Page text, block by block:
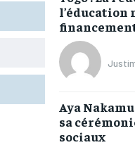
l’éducation
Aya
sa
sociaux